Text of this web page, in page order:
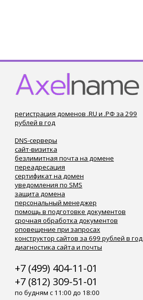
регистрация доменов .RU и .РФ за 299
рублей в год
DNS-серверы
сайт-визитка
безлимитная почта на домене
переадресация
сертификат на домен
уведомления по SMS
защита домена
персональный менеджер
помощь в подготовке документов
срочная обработка документов
оповещение при запросах
конструктор сайтов за 699 рублей в год
диагностика сайта и почты
+7 (499) 404-11-01
+7 (812) 309-51-01
по будням с 11:00 до 18:00